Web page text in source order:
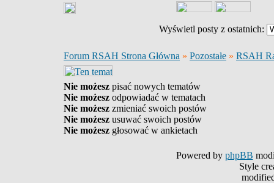
Wyświetl posty z ostatnich:
Forum RSAH Strona Główna » Pozostałe » RSAH
Nie możesz pisać nowych tematów
Nie możesz odpowiadać w tematach
Nie możesz zmieniać swoich postów
Nie możesz usuwać swoich postów
Nie możesz głosować w ankietach
Powered by phpBB
Style